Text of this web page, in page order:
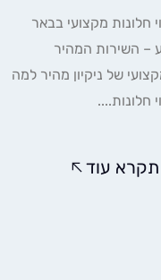
חלונות מקצועי בבאר
– השירות המהיר
של ניקיון מהיר למה
חלונות....
תקרא עוד